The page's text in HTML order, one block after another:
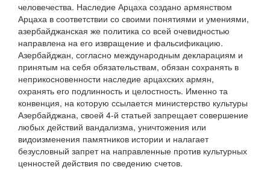
человечества. Наследие Арцаха создано армянством
Арцаха в соответствии со своими понятиями и умениями,
азербайджанская же политика со всей очевидностью
направлена на его извращение и фальсификацию.
Азербайджан, согласно международным декларациям и
принятым на себя обязательствам, обязан сохранять в
неприкосновенности наследие арцахских армян,
охранять его подлинность и целостность. Именно та
конвенция, на которую ссылается министерство культуры
Азербайджана, своей 4-й статьей запрещает совершение
любых действий вандализма, уничтожения или
видоизменения памятников истории и налагает
безусловный запрет на направленные против культурных
ценностей действия по сведению счетов.